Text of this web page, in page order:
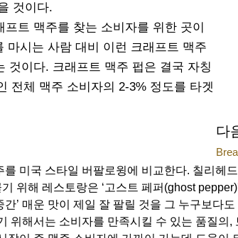
것이다.
프트 맥주를 찾는 소비자를 위한 곳이
마시는 사람 대비 이런 크래프트 맥주
것이다. 크래프트 맥주 펍은 결국 자칭
전체 맥주 소비자의 2-3% 정도를 타겟
다
미국 스타일 버팔로윙에 비교한다. 칠리헤
위해 레스토랑은 ‘고스트 페퍼(ghost
간’ 매운 맛이 제일 잘 팔릴 것을 그 누구보다
위해서는 소비자를 만족시킬 수 있는 품질의,